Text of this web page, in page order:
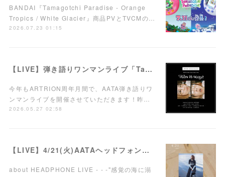
BANDAI『Tamagotchi Paradise - Orange
Tropics / White Glacier』商品PVとTVCMの…
2026.07.23 01:15
【LIVE】弾き語りワンマンライブ「Take it easy!」7/15(水)西荻窪ARTRIONにて開催！
今年もARTRION周年月間で、AATA弾き語りワ
ンマンライブを開催させていただきます！昨…
2026.05.27 02:58
【LIVE】4/21(火)AATAヘッドフォンワンマンライブ開催！
about HEADPHONE LIVE - - -"感覚の海に溺